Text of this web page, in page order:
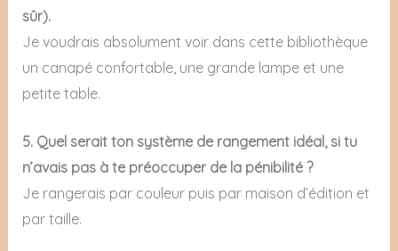
sûr).
Je voudrais absolument voir dans cette bibliothèque
un canapé confortable, une grande lampe et une
petite table.
5. Quel serait ton système de rangement idéal, si tu
n’avais pas à te préoccuper de la pénibilité ?
Je rangerais par couleur puis par maison d’édition et
par taille.